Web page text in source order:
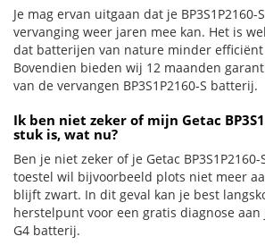
Je mag ervan uitgaan dat je BP3S1P2160-
vervanging weer jaren mee kan. Het is
dat batterijen van nature minder
Bovendien bieden wij 12 maanden
van de vervangen BP3S1P2160-S batterij.
Ik ben niet zeker of mijn Getac
stuk is, wat nu?
Ben je niet zeker of je Getac
toestel wil bijvoorbeeld plots niet meer
blijft zwart. In dit geval kan je best
herstelpunt voor een gratis diagnose aan
G4 batterij.